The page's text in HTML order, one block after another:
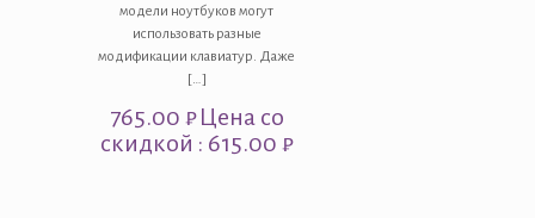
модели ноутбуков могут
использовать разные
модификации клавиатур. Даже
[…]
765.00 ₽Цена со
скидкой : 615.00 ₽